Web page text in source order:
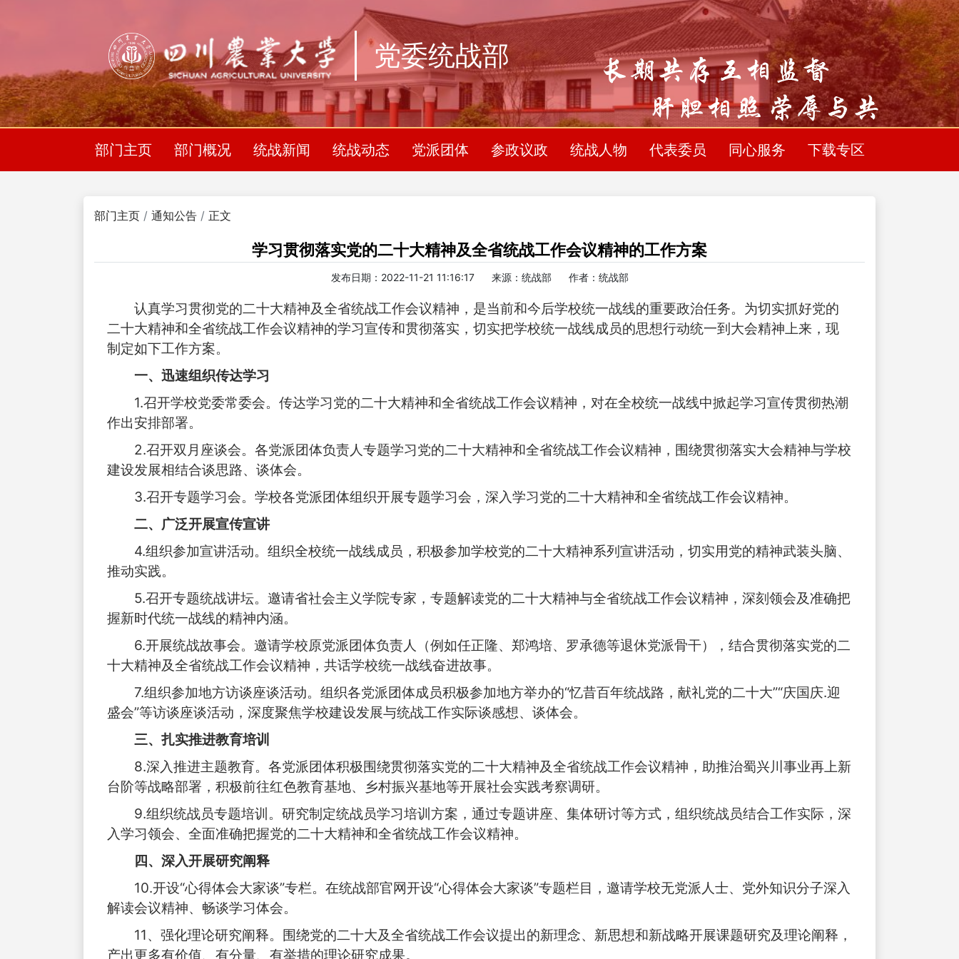
党委统战部
部门主页 部门概况 统战新闻 统战动态 党派团体 参政议政 统战人物 代表委员 同心服务 下载专区
部门主页 通知公告 正文
学习贯彻落实党的二十大精神及全省统战工作会议精神的工作方案
发布日期：2022-11-21 11:16:17 来源：统战部 作者：统战部
认真学习贯彻党的二十大精神及全省统战工作会议精神，是当前和今后学校统一战线的重要政治任务。为切实抓好党的
二十大精神和全省统战工作会议精神的学习宣传和贯彻落实，切实把学校统一战线成员的思想行动统一到大会精神上来，现
制定如下工作方案。
一、迅速组织传达学习
1.召开学校党委常委会。传达学习党的二十大精神和全省统战工作会议精神，对在全校统一战线中掀起学习宣传贯彻热潮
作出安排部署。
2.召开双月座谈会。各党派团体负责人专题学习党的二十大精神和全省统战工作会议精神，围绕贯彻落实大会精神与学校
建设发展相结合谈思路、谈体会。
3.召开专题学习会。学校各党派团体组织开展专题学习会，深入学习党的二十大精神和全省统战工作会议精神。
二、广泛开展宣传宣讲
4.组织参加宣讲活动。组织全校统一战线成员，积极参加学校党的二十大精神系列宣讲活动，切实用党的精神武装头脑、
推动实践。
5.召开专题统战讲坛。邀请省社会主义学院专家，专题解读党的二十大精神与全省统战工作会议精神，深刻领会及准确把
握新时代统一战线的精神内涵。
6.开展统战故事会。邀请学校原党派团体负责人（例如任正隆、郑鸿培、罗承德等退休党派骨干），结合贯彻落实党的二
十大精神及全省统战工作会议精神，共话学校统一战线奋进故事。
7.组织参加地方访谈座谈活动。组织各党派团体成员积极参加地方举办的“忆昔百年统战路，献礼党的二十大”“庆国庆.迎
盛会”等访谈座谈活动，深度聚焦学校建设发展与统战工作实际谈感想、谈体会。
三、扎实推进教育培训
8.深入推进主题教育。各党派团体积极围绕贯彻落实党的二十大精神及全省统战工作会议精神，助推治蜀兴川事业再上新
台阶等战略部署，积极前往红色教育基地、乡村振兴基地等开展社会实践考察调研。
9.组织统战员专题培训。研究制定统战员学习培训方案，通过专题讲座、集体研讨等方式，组织统战员结合工作实际，深
入学习领会、全面准确把握党的二十大精神和全省统战工作会议精神。
四、深入开展研究阐释
10.开设“心得体会大家谈”专栏。在统战部官网开设“心得体会大家谈”专题栏目，邀请学校无党派人士、党外知识分子深入
解读会议精神、畅谈学习体会。
11、强化理论研究阐释。围绕党的二十大及全省统战工作会议提出的新理念、新思想和新战略开展课题研究及理论阐释，
产出更多有价值、有分量、有举措的理论研究成果。